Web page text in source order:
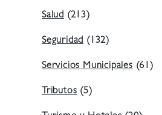
Salud (213)
Seguridad(132)
Servicios Municipales(61)
Tributos(5)